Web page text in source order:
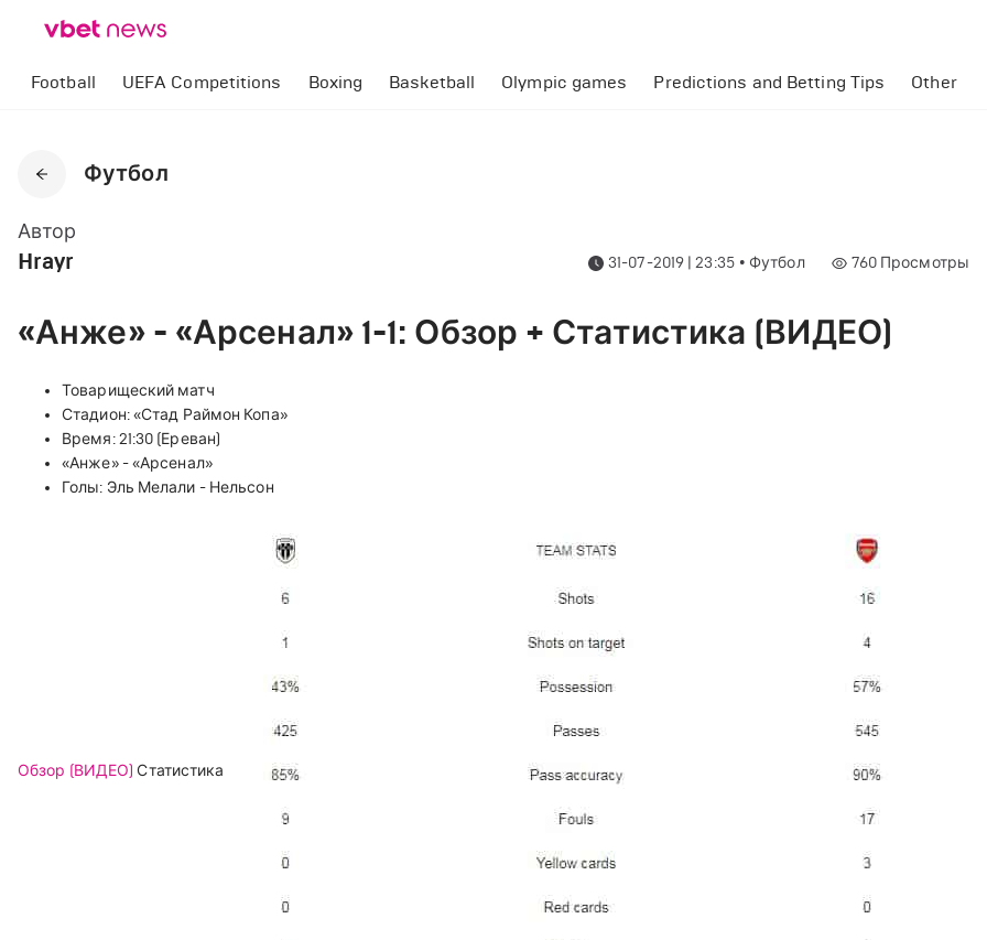
Football UEFA Competitions Boxing Basketball Olympic games Predictions and Betting Tips Other
Футбол
Автор
Hrayr 31-07-2019 | 23:35 • Футбол 760 Просмотры
«Анже» - «Арсенал» 1-1: Обзор + Статистика (ВИДЕО)
Товарищеский матч
Стадион:«Стад Раймон Копа»
Время: 21:30 (Ереван)
«Анже»-«Арсенал»
Голы: Эль Мелали - Нельсон
Обзор (ВИДЕО) Статистика